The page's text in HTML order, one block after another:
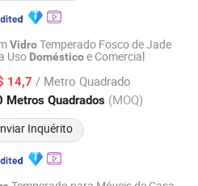
VidroTemperado Fosco de Jade
Uso Domésticoe Comercial
14,7 / Metro Quadrado
Metros Quadrados (MOQ)
Inquérito
Desde 2026